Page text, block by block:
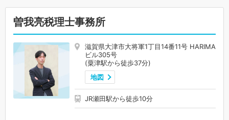
曽我亮税理士事務所
滋賀県大津市大将軍1丁目14番11号 HARIMA
ビル305号
(粟津駅から徒歩37分)
地図
JR瀬田駅から徒歩10分